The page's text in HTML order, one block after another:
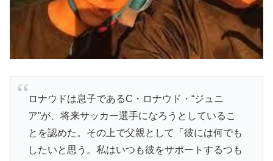
ロナウドは息子であるC・ロナウド・“ジュニ
ア”が、将来サッカー選手になろうとしているこ
とを認めた。その上で父親として「彼には何でも
したいと思う。私はいつも彼をサポートするつも